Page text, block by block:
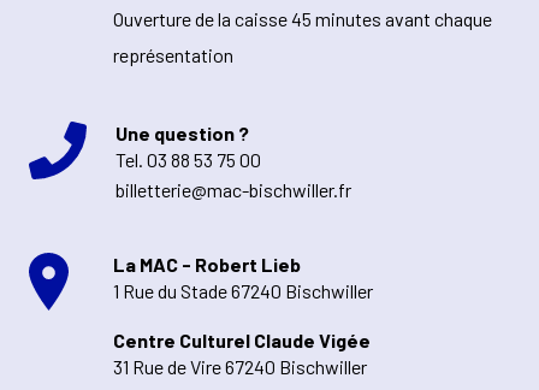
Ouverture de la caisse 45 minutes avant chaque
représentation
Une question ?
Tel. 03 88 53 75 00
billetterie@mac-bischwiller.fr
La MAC - Robert Lieb
1 Rue du Stade 67240 Bischwiller
Centre Culturel Claude Vigée
31 Rue de Vire 67240 Bischwiller